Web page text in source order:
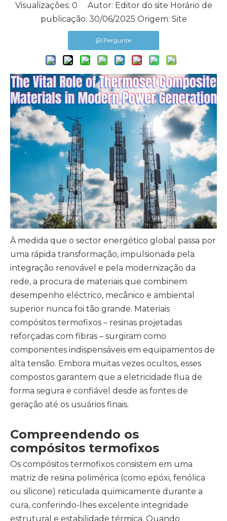
Visualizações: 0 Autor: Editor do site Horário de
publicação: 30/06/2025 Origem: Site
Pergunte
À medida que o sector energético global passa por
uma rápida transformação, impulsionada pela
integração renovável e pela modernização da
rede, a procura de materiais que combinem
desempenho eléctrico, mecânico e ambiental
superior nunca foi tão grande. Materiais
compósitos termofixos – resinas projetadas
reforçadas com fibras – surgiram como
componentes indispensáveis ​​em equipamentos de
alta tensão. Embora muitas vezes ocultos, esses
compostos garantem que a eletricidade flua de
forma segura e confiável desde as fontes de
geração até os usuários finais.
Compreendendo os
compósitos termofixos
Os compósitos termofixos consistem em uma
matriz de resina polimérica (como epóxi, fenólica
ou silicone) reticulada quimicamente durante a
cura, conferindo-lhes excelente integridade
estrutural e estabilidade térmica. Quando